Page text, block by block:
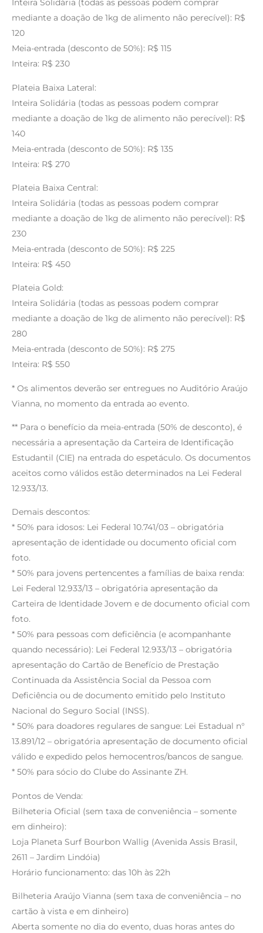
Inteira Solidária (todas as pessoas podem comprar
mediante a doação de 1kg de alimento não perecível): R$
120
Meia-entrada (desconto de 50%): R$ 115
Inteira: R$ 230
Plateia Baixa Lateral:
Inteira Solidária (todas as pessoas podem comprar
mediante a doação de 1kg de alimento não perecível): R$
140
Meia-entrada (desconto de 50%): R$ 135
Inteira: R$ 270
Plateia Baixa Central:
Inteira Solidária (todas as pessoas podem comprar
mediante a doação de 1kg de alimento não perecível): R$
230
Meia-entrada (desconto de 50%): R$ 225
Inteira: R$ 450
Plateia Gold:
Inteira Solidária (todas as pessoas podem comprar
mediante a doação de 1kg de alimento não perecível): R$
280
Meia-entrada (desconto de 50%): R$ 275
Inteira: R$ 550
* Os alimentos deverão ser entregues no Auditório Araújo
Vianna, no momento da entrada ao evento.
** Para o benefício da meia-entrada (50% de desconto), é
necessária a apresentação da Carteira de Identificação
Estudantil (CIE) na entrada do espetáculo. Os documentos
aceitos como válidos estão determinados na Lei Federal
12.933/13.
Demais descontos:
* 50% para idosos: Lei Federal 10.741/03 – obrigatória
apresentação de identidade ou documento oficial com
foto.
* 50% para jovens pertencentes a famílias de baixa renda:
Lei Federal 12.933/13 – obrigatória apresentação da
Carteira de Identidade Jovem e de documento oficial com
foto.
* 50% para pessoas com deficiência (e acompanhante
quando necessário): Lei Federal 12.933/13 – obrigatória
apresentação do Cartão de Benefício de Prestação
Continuada da Assistência Social da Pessoa com
Deficiência ou de documento emitido pelo Instituto
Nacional do Seguro Social (INSS).
* 50% para doadores regulares de sangue: Lei Estadual n°
13.891/12 – obrigatória apresentação de documento oficial
válido e expedido pelos hemocentros/bancos de sangue.
* 50% para sócio do Clube do Assinante ZH.
Pontos de Venda:
Bilheteria Oficial (sem taxa de conveniência – somente
em dinheiro):
Loja Planeta Surf Bourbon Wallig (Avenida Assis Brasil,
2611 – Jardim Lindóia)
Horário funcionamento: das 10h às 22h
Bilheteria Araújo Vianna (sem taxa de conveniência – no
cartão à vista e em dinheiro)
Aberta somente no dia do evento, duas horas antes do